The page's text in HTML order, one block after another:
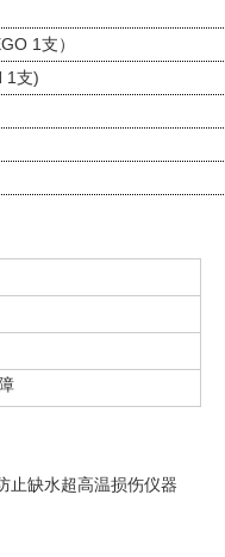
1支）
1支)
止缺水超高温损伤仪器